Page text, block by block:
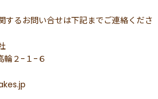
るお問い合せは下記までご連絡くださ
輪２-１-６